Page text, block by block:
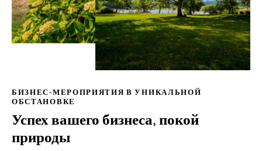
БИЗНЕС-МЕРОПРИЯТИЯ В УНИКАЛЬНОЙ
ОБСТАНОВКЕ
Успех вашего бизнеса, покой
природы